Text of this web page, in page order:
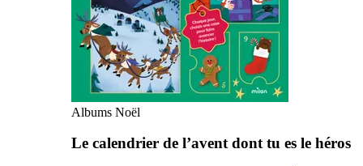
Albums Noël
Le calendrier de l’avent dont tu es le héros